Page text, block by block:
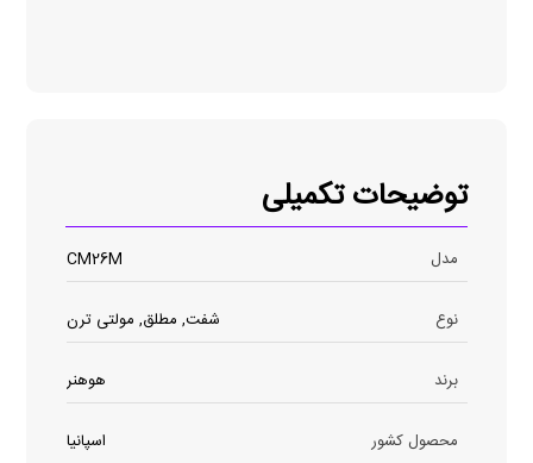
توضیحات تکمیلی
مدل CM26M
نوع شفت, مطلق, مولتی ترن
برند هوهنر
محصول کشور اسپانیا